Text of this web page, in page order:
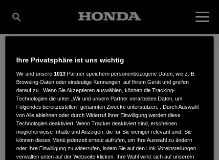
WERNER GMBH & CO.
KG
Alte Dorfstrasse 11, Ortsteil Ebersweier,77770,Durbach
Ihre Privatsphäre ist uns wichtig
Wir und unsere1013 Partner speichern personenbezogene Daten, wie z. B.
Browsing-Daten oder eindeutige Kennungen, auf Ihrem Gerät und greifen
darauf zu . Wenn Sie Akzeptieren auswählen, können die Tracking-
Technologien die unter „Wir und unsere Partner verarbeiten Daten, um
Folgendes bereitzustellen“ genannten Zwecke unterstützen. . Durch Auswahl
von Alle ablehnen oder durch Widerruf Ihrer Einwilligung werden diese
Technologien deaktiviert. Wenn Tracker deaktiviert sind, erscheinen
möglicherweise Inhalte und Anzeigen, die für Sie weniger relevant sind. Sie
können dieses Menü jederzeit erneut aufrufen, um Ihre Auswahl zu ändern
oder Ihre Einwilligung zu widerrufen, indem Sie auf den Link Voreinstellungen
verwalten unten auf der Webseite klicken. Ihre Wahl wirkt sich auf unsere/n